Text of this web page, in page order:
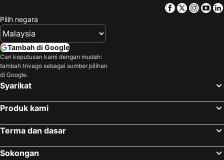
Facebook
Twitter
Pilih negara
Tambah di Google
Cari keputusan kami dengan mudah:
tambah trivago sebagai sumber pilihan
di Google.
Syarikat
Produk kami
Terma dan dasar
Sokongan